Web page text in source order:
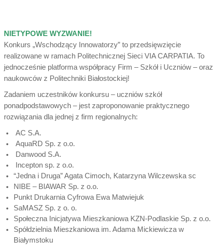
NIETYPOWE WYZWANIE!
Konkurs „Wschodzący Innowatorzy” to przedsięwzięcie
realizowane w ramach Politechnicznej Sieci VIA CARPATIA. To
jednocześnie platforma współpracy Firm – Szkół i Uczniów – oraz
naukowców z Politechniki Białostockiej!
Zadaniem uczestników konkursu – uczniów szkół
ponadpodstawowych – jest zaproponowanie praktycznego
rozwiązania dla jednej z firm regionalnych:
AC S.A.
AquaRD Sp. z o.o.
Danwood S.A.
Incepton sp. z o.o.
“Jedna i Druga” Agata Cimoch, Katarzyna Wilczewska sc
NIBE – BIAWAR Sp. z o.o.
Punkt Drukarnia Cyfrowa Ewa Matwiejuk
SaMASZ Sp. z o. o.
Społeczna Inicjatywa Mieszkaniowa KZN-Podlaskie Sp. z o.o.
Spółdzielnia Mieszkaniowa im. Adama Mickiewicza w
Białymstoku